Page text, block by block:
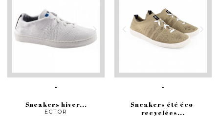
Sneakers hiver...
ECTOR
Sneakers été éco-
recyclées...